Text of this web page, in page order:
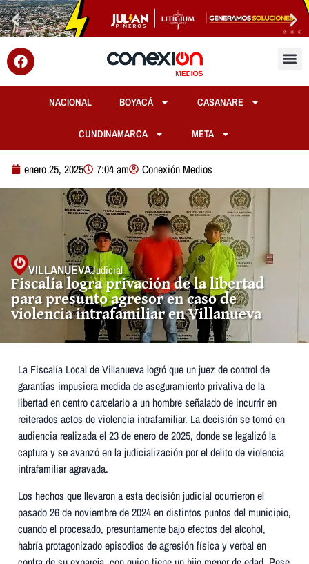
NACIONAL BOYACÁ CASANARE
CUNDINAMARCA META
enero 25, 2025 7:04 am Conexión Medios
VILLANUEVAJudicial
Fiscalía logra privación de la libertad
para presunto agresor en caso de
violencia intrafamiliar en Villanueva
La Fiscalía Local de Villanueva logró que un juez de control de
garantías impusiera medida de aseguramiento privativa de la
libertad en centro carcelario a un hombre señalado de incurrir en
reiterados actos de violencia intrafamiliar. La decisión se tomó en
audiencia realizada el 23 de enero de 2025, donde se legalizó la
captura y se avanzó en la judicialización por el delito de violencia
intrafamiliar agravada.
Los hechos que llevaron a esta decisión judicial ocurrieron el
pasado 26 de noviembre de 2024 en distintos puntos del municipio,
cuando el procesado, presuntamente bajo efectos del alcohol,
habría protagonizado episodios de agresión física y verbal en